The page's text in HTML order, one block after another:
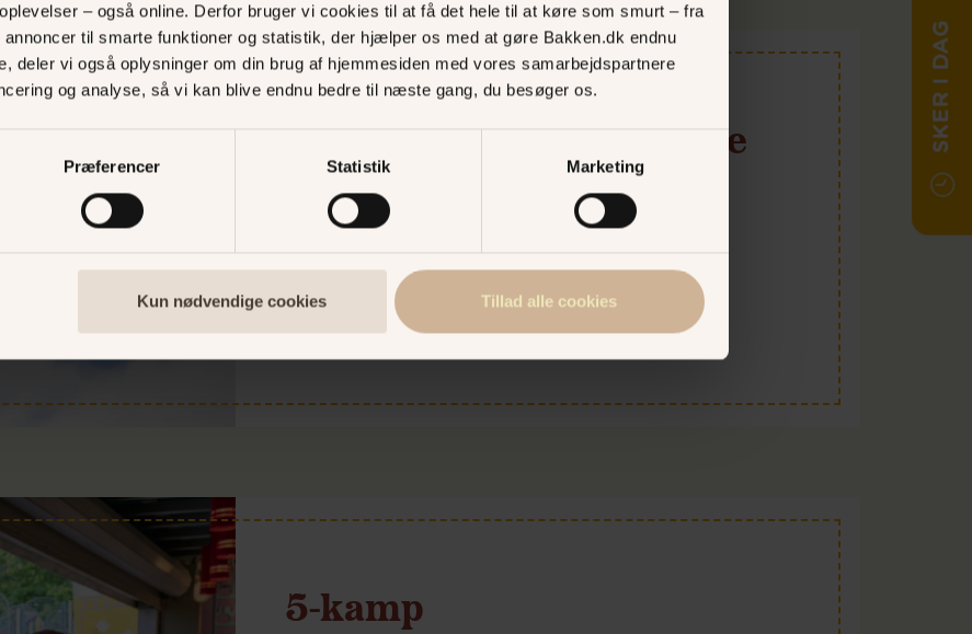
– også online. Derfor bruger vi cookies til at få det hele til at køre som smurt – fra
annoncer til smarte funktioner og statistik, der hjælper os med at gøre Bakken.dk endnu
deler vi også oplysninger om din brug af hjemmesiden med vores samarbejdspartnere
og analyse, så vi kan blive endnu bedre til næste gang, du besøger os.
Præferencer Statistik Marketing
Kun nødvendige cookies Tillad alle cookies
SKER I DAG
Køb turbånd i dag til gode
priser
forlystelser rundt på Bakken!
KØB TURBÅND ONLINE OG SPAR!
5-kamp